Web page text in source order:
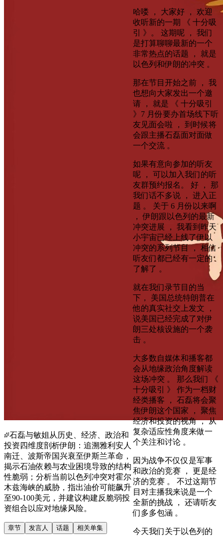
石磊与敏姐从历史、经济、政治和
投资四维度剖析伊朗：追溯雅利安人
南迁、波斯帝国兴衰至伊斯兰革命，
揭示石油依赖与农业困境导致的结构
性脆弱；分析当前以色列冲突对霍尔
木兹海峡的威胁，指出油价可能飙升
至90-100美元，并建议构建反脆弱投
资组合以应对地缘风险。
章节 发言人 话题 相关单集
哈喽 ， 大家好 ， 欢迎
收听新的一期 《 十分吸
引 》。 这期呢 ， 我们
是打算聊聊最新的一个
非常热点的话题 ， 就是
以色列和伊朗的冲突 。
那在节目开始之前 ， 我
也想向大家发出一个邀
请 ， 就是 《 十分吸引
》7 月份要办首场线下听
友见面会啦 ， 到时候将
会跟主播石磊面对面做
一个交流 。
如果有意向参加的听友
呢 ， 可以加入我们的听
友群预约报名。 好 ， 那
我们话不多说 ， 进入正
题 。 关于 6 月份以来啊
， 伊朗跟以色列的最新
冲突进展 ， 我看到昨天
小宇宙已经上线了伊以
冲突的系列节目 ， 相信
听友们都已经有一定的
了解了 。
就在我们录节目的当
下， 美国总统特朗普在
他的真实社交上发文 ，
说美国已经完成了对伊
朗三处核设施的一个袭
击 。
大多数自媒体和播客都
会从地缘政治角度解读
这场冲突 。 那么我们 《
十分吸引 》 作为一档财
经类播客 ， 石磊将会聚
焦伊朗这个国家 ， 聚焦
经济和投资的视角 ， 从
复杂适应性角度来做一
个关注和讨论 。
因为战争不仅仅是军事
和政治的竞赛 ， 更是经
济的竞赛 。 不过这期节
目对主播我来说是一个
全新的挑战 ， 还请听友
们多多包涵 。
今天我们关于以色列的